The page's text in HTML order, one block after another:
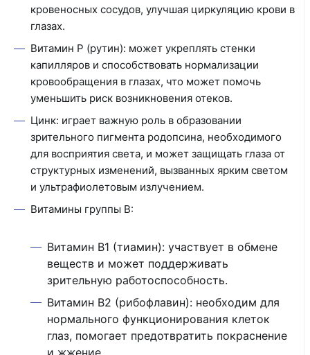
кровеносных сосудов, улучшая циркуляцию крови в
глазах.
Витамин Р (рутин): может укреплять стенки
капилляров и способствовать нормализации
кровообращения в глазах, что может помочь
уменьшить риск возникновения отеков.
Цинк: играет важную роль в образовании
зрительного пигмента родопсина, необходимого
для восприятия света, и может защищать глаза от
структурных изменений, вызванных ярким светом
и ультрафиолетовым излучением.
Витамины группы B:
Витамин B1 (тиамин): участвует в обмене
веществ и может поддерживать
зрительную работоспособность.
Витамин B2 (рибофлавин): необходим для
нормального функционирования клеток
глаз, помогает предотвратить покраснение
и жжение.